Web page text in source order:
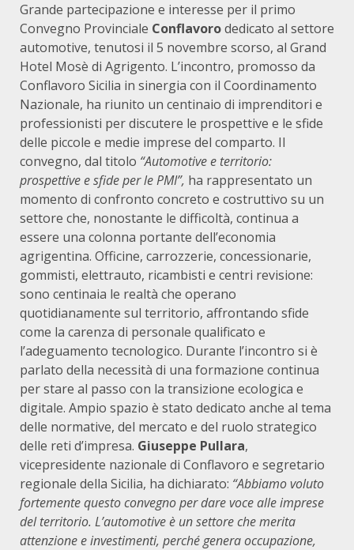
Grande partecipazione e interesse per il primo
Convegno Provinciale Conflavorodedicato al settore
automotive, tenutosi il 5 novembre scorso, al Grand
Hotel Mosè di Agrigento. L’incontro, promosso da
Conflavoro Sicilia in sinergia con il Coordinamento
Nazionale, ha riunito un centinaio di imprenditori e
professionisti per discutere le prospettive e le sfide
delle piccole e medie imprese del comparto. Il
convegno, dal titolo “Automotive e territorio:
prospettive e sfide per le PMI”, ha rappresentato un
momento di confronto concreto e costruttivo su un
settore che, nonostante le difficoltà, continua a
essere una colonna portante dell’economia
agrigentina. Officine, carrozzerie, concessionarie,
gommisti, elettrauto, ricambisti e centri revisione:
sono centinaia le realtà che operano
quotidianamente sul territorio, affrontando sfide
come la carenza di personale qualificato e
l’adeguamento tecnologico. Durante l’incontro si è
parlato della necessità di una formazione continua
per stare al passo con la transizione ecologica e
digitale. Ampio spazio è stato dedicato anche al tema
delle normative, del mercato e del ruolo strategico
delle reti d’impresa. Giuseppe Pullara,
vicepresidente nazionale di Conflavoro e segretario
regionale della Sicilia, ha dichiarato: “Abbiamo voluto
fortemente questo convegno per dare voce alle imprese
del territorio. L’automotive è un settore che merita
attenzione e investimenti, perché genera occupazione,